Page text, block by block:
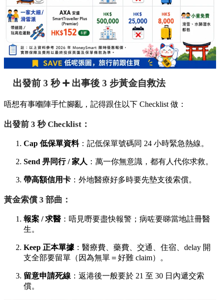
出發前 3 秒 ➕ 出事後 3 步黃金自救法
唔想有事嗰陣手忙腳亂，記得跟住以下 Checklist 做：
出發前 3 秒 Checklist：
Cap 低保單資料：記低保單號碼同 24 小時緊急熱線。
Send 畀同行 / 家人 ：萬一你無意識，都有人代你求救。
帶高額信用卡 ：外地醫療好多時要先墊支後索償。
黃金索償 3 部曲：
報案 / 求醫 ：唔見嘢要盡快報警；病咗要睇當地註冊醫
生。
Keep 正本單據 ：醫療費、藥費、交通、住宿、delay 開
支全部要留單（因為無單＝好難 claim）。
留意申請死線 ：返港後一般要於 21 至 30 日內遞交索
償。